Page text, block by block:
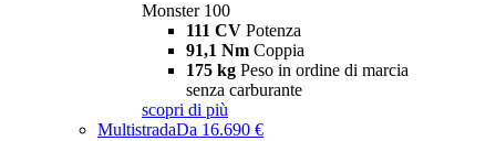
Monster 100
111 CV Potenza
91,1 Nm Coppia
175 kg Peso in ordine di marcia
senza carburante
scopri di più
MultistradaDa 16.690 €